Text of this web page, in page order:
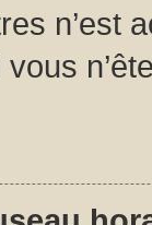
n’est